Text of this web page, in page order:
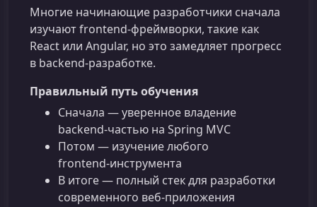
Многие начинающие разработчики сначала
изучают frontend‑фреймворки, такие как
React или Angular, но это замедляет прогресс
в backend‑разработке.
Правильный путь обучения
Сначала — уверенное владение
backend‑частью на Spring MVC
Потом — изучение любого
frontend‑инструмента
В итоге — полный стек для разработки
современного веб‑приложения